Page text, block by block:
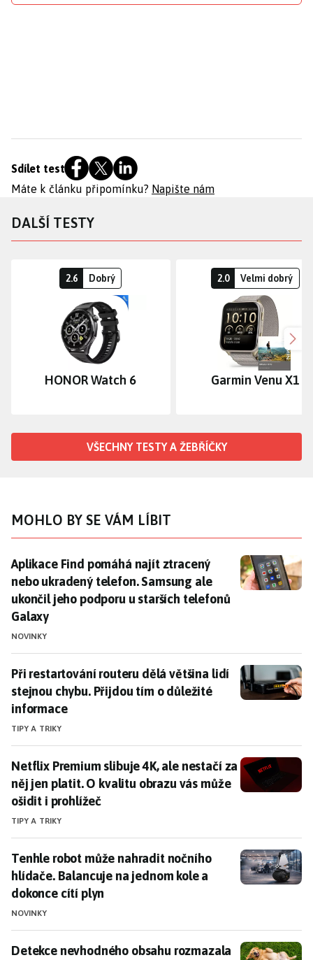
Sdílet test
Máte k článku připomínku? Napište nám
DALŠÍ TESTY
2.6 Dobrý
HONOR Watch 6
2.0 Velmi dobrý
Garmin Venu X1
VŠECHNY TESTY A ŽEBŘÍČKY
MOHLO BY SE VÁM LÍBIT
Aplikace Find pomáhá najít ztracený nebo ukradený
Aplikace Find pomáhá najít ztracený
nebo ukradený telefon. Samsung ale
ukončil jeho podporu u starších telefonů
Galaxy
NOVINKY
Při restartování routeru dělá většina lidí stejnou
Při restartování routeru dělá většina lidí
stejnou chybu. Přijdou tím o důležité
informace
TIPY A TRIKY
Netflix Premium slibuje 4K, ale nestačí za něj jen
Netflix Premium slibuje 4K, ale nestačí za
něj jen platit. O kvalitu obrazu vás může
ošidit i prohlížeč
TIPY A TRIKY
Tenhle robot může nahradit nočního hlídače.
Tenhle robot může nahradit nočního
hlídače. Balancuje na jednom kole a
dokonce cítí plyn
NOVINKY
Detekce nevhodného obsahu rozmazala video se
Detekce nevhodného obsahu rozmazala